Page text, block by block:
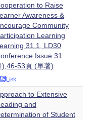
to Raise
Awareness &
Community
Learning
31.1, LD30
Issue 31
53頁 (単著)
to Extensive
and
of Student